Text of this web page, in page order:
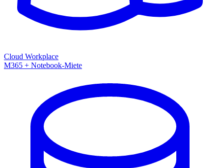
Cloud Workplace
M365 + Notebook-Miete